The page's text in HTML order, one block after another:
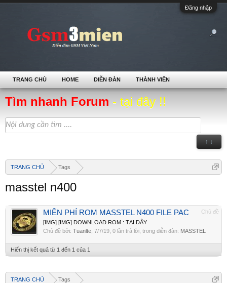
Đăng nhập
Tìm nhanh Forum - tại đây !!
↑ ↓
TRANG CHỦ Tags
masstel n400
Chủ đề
MIỄN PHÍ ROM MASSTEL N400 FILE PAC
[IMG] [IMG] DOWNLOAD ROM : TẠI ĐÂY
Chủ đề bởi: Tuanlte 7/7/19 , 0 lần trả lời, trong diễn đàn: MASSTEL
Hiển thị kết quả từ 1 đến 1 của 1
TRANG CHỦ Tags
TRANG CHỦ HOME DIỄN ĐÀN THÀNH VIÊN